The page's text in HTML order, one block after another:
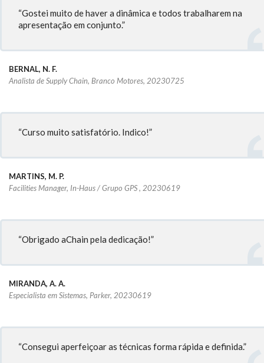
“Gostei muito de haver a dinâmica e todos trabalharem na
apresentação em conjunto.”
BERNAL, N. F.
Analista de Supply Chain, Branco Motores, 20230725
“Curso muito satisfatório. Indico!”
MARTINS, M. P.
Facilities Manager, In-Haus / Grupo GPS , 20230619
“Obrigado aChain pela dedicação!”
MIRANDA, A. A.
Especialista em Sistemas, Parker, 20230619
“Consegui aperfeiçoar as técnicas forma rápida e definida.”